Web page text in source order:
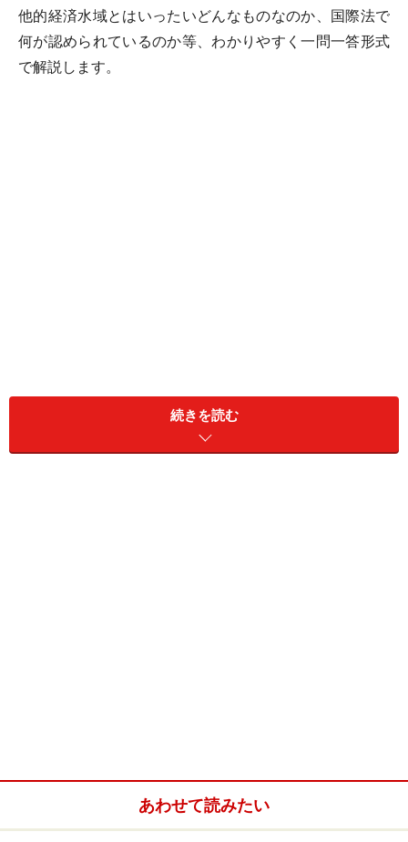
他的経済水域とはいったいどんなものなのか、国際法で
何が認められているのか等、わかりやすく一問一答形式
で解説します。
＜目次＞
eez（排他的経済水域）とは？定義を解説
続きを読む
あわせて読みたい